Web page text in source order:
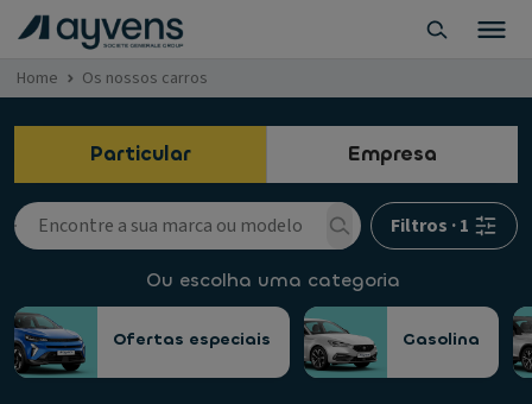
Home Os nossos carros
Particular Empresa
Filtros ·1
Ou escolha uma categoria
Ofertas especiais Gasolina